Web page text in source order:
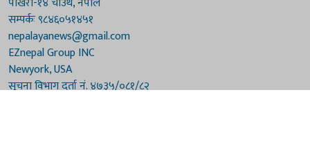
सम्पर्कः ९८४६०५१४५१
nepalayanews@gmail.com
EZnepal Group INC
Newyork, USA
सूचना विभाग दर्ता नं. ४७३५/०८१/८२